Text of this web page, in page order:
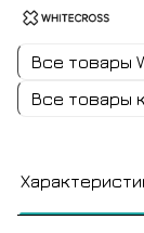
Все товары
Все товары